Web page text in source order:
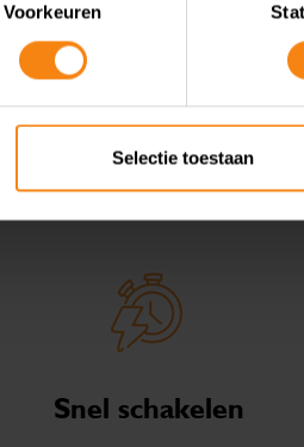
Voorkeuren
Selectie toestaan
Snel schakelen